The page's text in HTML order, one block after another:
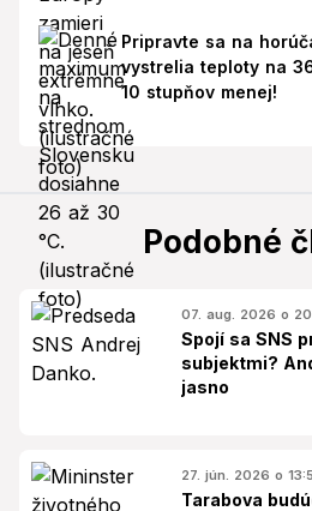
Pripravte sa na
vystrelia teploty na
10 stupňov menej!
Podobné
07. aug. 2026 o
Spojí sa SNS
subjektmi?
jasno
27. jún. 2026 o
Tarabova